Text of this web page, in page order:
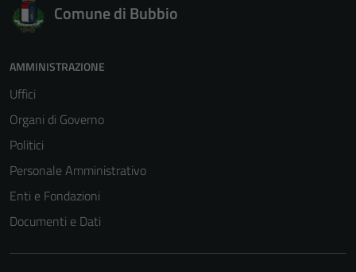
Comune di Bubbio
AMMINISTRAZIONE
Uffici
Organi di Governo
Politici
Personale Amministrativo
Enti e Fondazioni
Documenti e Dati